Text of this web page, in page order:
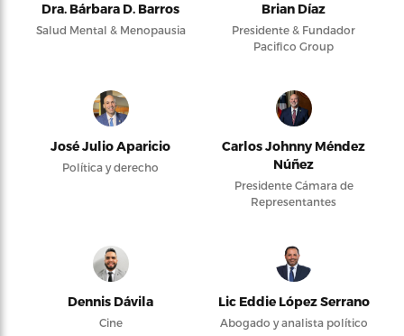
Dra. Bárbara D. Barros
Salud Mental & Menopausia
Brian Díaz
Presidente & Fundador
Pacifico Group
José Julio Aparicio
Política y derecho
Carlos Johnny Méndez
Núñez
Presidente Cámara de
Representantes
Dennis Dávila
Cine
Lic Eddie López Serrano
Abogado y analista político